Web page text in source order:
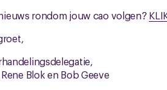
rondom jouw cao volgen?
Blok en Bob Geeve